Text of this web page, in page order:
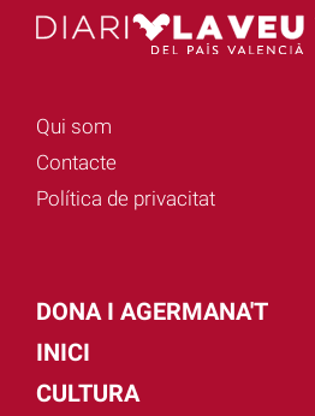
Qui som
Contacte
Política de privacitat
DONA I AGERMANA'T
INICI
CULTURA